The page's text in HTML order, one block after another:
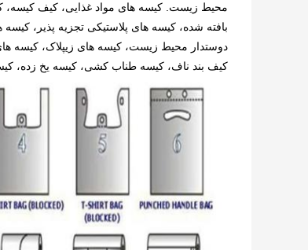
محیط زیست. کیسه های مواد غذایی، کیف کیسه،
بافته شده، کیسه های پلاستیکی تجزیه پذیر،
کیف بند ناف، کیسه طناب کشی، کیسه یخ زده،